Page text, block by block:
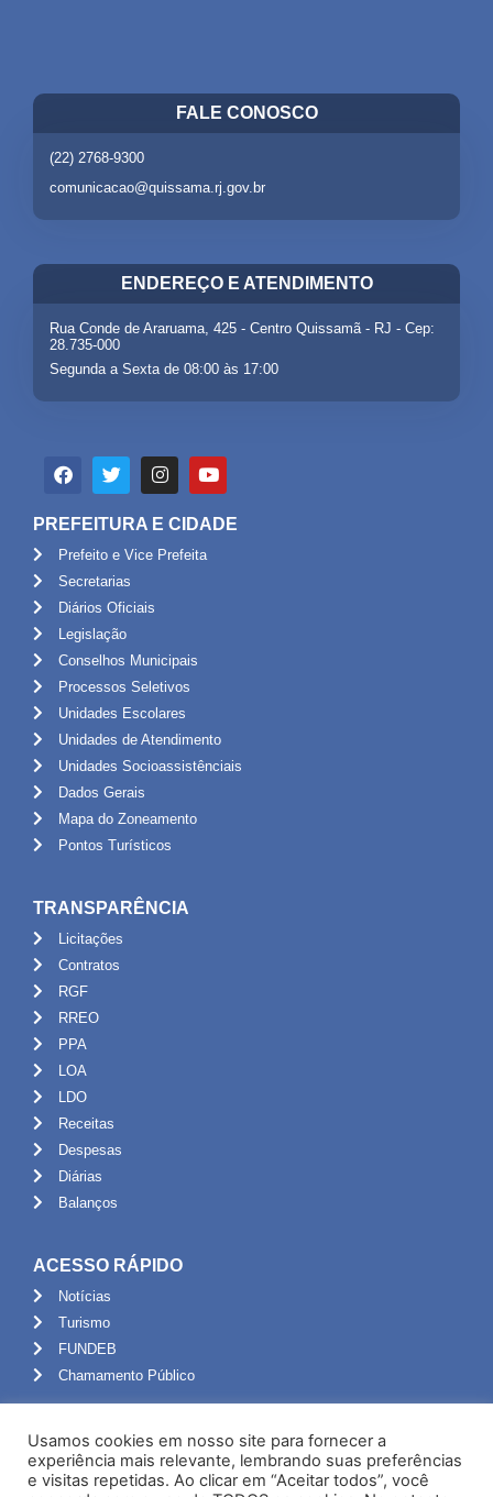
FALE CONOSCO
(22) 2768-9300
comunicacao@quissama.rj.gov.br
ENDEREÇO E ATENDIMENTO
Rua Conde de Araruama, 425 - Centro Quissamã - RJ - Cep:
28.735-000
Segunda a Sexta de 08:00 às 17:00
PREFEITURA E CIDADE
Prefeito e Vice Prefeita
Secretarias
Diários Oficiais
Legislação
Conselhos Municipais
Processos Seletivos
Unidades Escolares
Unidades de Atendimento
Unidades Socioassistênciais
Dados Gerais
Mapa do Zoneamento
Pontos Turísticos
TRANSPARÊNCIA
Licitações
Contratos
RGF
RREO
PPA
LOA
LDO
Receitas
Despesas
Diárias
Balanços
ACESSO RÁPIDO
Notícias
Turismo
FUNDEB
Chamamento Público
Portal do Servidor
Webmail
Usamos cookies em nosso site para fornecer a
experiência mais relevante, lembrando suas preferências
e visitas repetidas. Ao clicar em “Aceitar todos”, você